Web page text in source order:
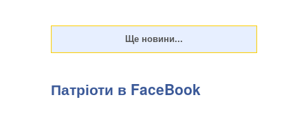
Патріоти в FaceBook